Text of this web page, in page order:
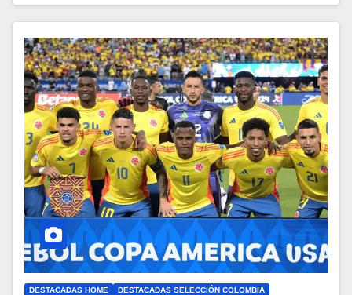
DESTACADAS HOME
DESTACADAS SELECCIÓN COLOMBIA